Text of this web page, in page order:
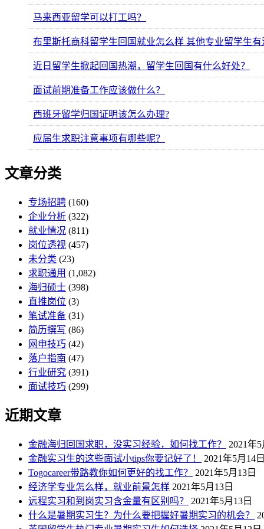
马来西亚留学可以打工吗？
布里斯托商科留学生回国就业怎么样 其他专业留学生有
近日留学生掀起回国热潮，留学生回国有什么好处？
面试前期准备工作应该做什么？
西班牙留学归国证明该怎么办理?
应届生求职注意事项有哪些呢？
文章分类
专场招聘 (160)
企业分析 (322)
就业情况 (811)
岗位透视 (457)
未分类 (23)
求职通用 (1,082)
海归硕士 (398)
直推岗位 (3)
笔试准备 (31)
简历撰写 (86)
网申技巧 (42)
落户指南 (47)
行业研究 (391)
面试技巧 (299)
近期文章
金融海归回国求职，没实习经验，如何找工作？
2021年5
金融实习生的这些面试小tips你要记好了！
2021年5月14日
Togocareer带路教你如何更好的找工作？
2021年5月13日
经济学专业怎么样，就业前景怎样 2021年5月13日
远程实习和到岗实习含金量有区别吗？
2021年5月13日
什么是暑期实习生？为什么要把握好暑期实习的机会？